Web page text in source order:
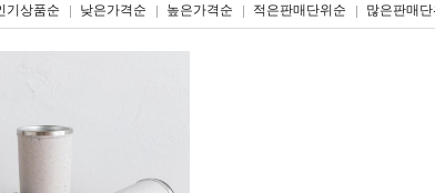
기상품순 낮은가격순 높은가격순 적은판매단위순 많은판매단
스트형
갤러리형